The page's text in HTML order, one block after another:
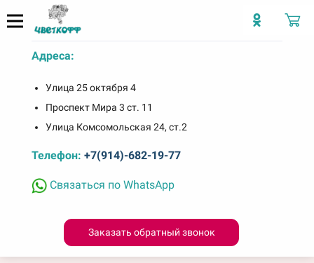
Адреса:
Улица 25 октября 4
Проспект Мира 3 ст. 11
Улица Комсомольская 24, ст.2
Телефон: +7(914)-682-19-77
Связаться по WhatsApp
Заказать обратный звонок